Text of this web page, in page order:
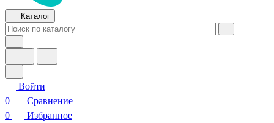
Каталог
Войти
0
Сравнение
0
Избранное